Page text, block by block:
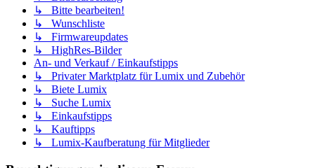
↳ Bitte bearbeiten!
↳ Wunschliste
↳ Firmwareupdates
↳ HighRes-Bilder
An- und Verkauf / Einkaufstipps
↳ Privater Marktplatz für Lumix und Zubehör
↳ Biete Lumix
↳ Suche Lumix
↳ Einkaufstipps
↳ Kauftipps
↳ Lumix-Kaufberatung für Mitglieder